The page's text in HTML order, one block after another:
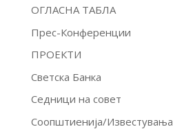
ОГЛАСНА ТАБЛА
Прес-Конференции
ПРОЕКТИ
Светска Банка
Седници на совет
Соопштиенија/Известувања